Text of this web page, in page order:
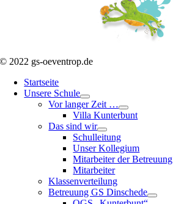
© 2022 gs-oeventrop.de
Startseite
Unsere Schule
Vor langer Zeit …
Villa Kunterbunt
Das sind wir
Schulleitung
Unser Kollegium
Mitarbeiter der Betreuung
Mitarbeiter
Klassenverteilung
Betreuung GS Dinschede